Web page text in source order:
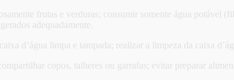
frutas e verduras; consumir somente água
adequadamente.
d’água limpa e tampada; realizar a limpeza da caixa
copos, talheres ou garrafas; evitar preparar